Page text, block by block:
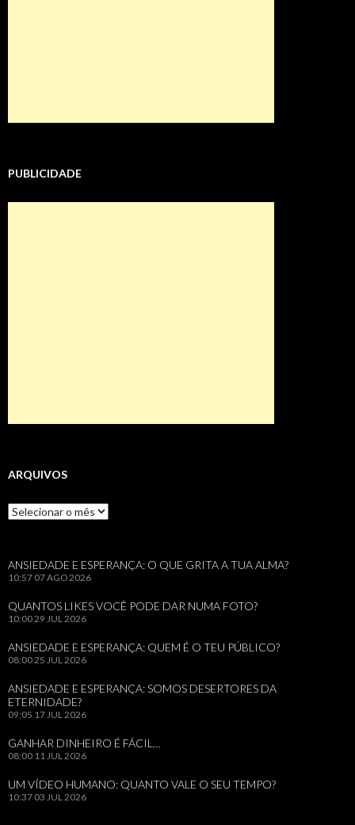
PUBLICIDADE
ARQUIVOS
Arquivos
ANSIEDADE E ESPERANÇA: O QUE GRITA A TUA ALMA?
10:57 07 AGO 2026
QUANTOS LIKES VOCÊ PODE DAR NUMA FOTO?
10:00 29 JUL 2026
ANSIEDADE E ESPERANÇA: QUEM É O TEU PÚBLICO?
08:00 25 JUL 2026
ANSIEDADE E ESPERANÇA: SOMOS DESERTORES DA
ETERNIDADE?
09:05 17 JUL 2026
GANHAR DINHEIRO É FÁCIL…
08:00 11 JUL 2026
UM VÍDEO HUMANO: QUANTO VALE O SEU TEMPO?
10:37 03 JUL 2026